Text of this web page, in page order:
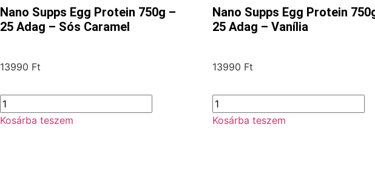
Nano Supps Egg Protein 750g –
25 Adag – Sós Caramel
13990 Ft
Kosárba teszem
Nano Supps Egg Protein
25 Adag – Vanília
13990 Ft
Kosárba teszem